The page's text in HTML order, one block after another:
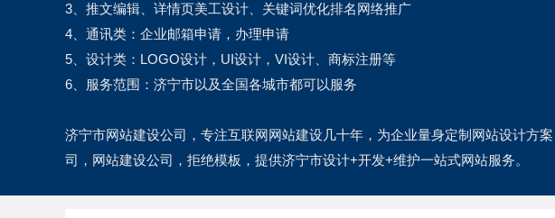
3、推文编辑、详情页美工设计、关键词优化排名网络推广
4、通讯类：企业邮箱申请，办理申请
5、设计类：LOGO设计，UI设计，VI设计、商标注册等
6、服务范围：济宁市以及全国各城市都可以服务
济宁市网站建设公司，专注互联网网站建设几十年，为企业量身定制网站设计方
司，网站建设公司，拒绝模板，提供济宁市设计+开发+维护一站式网站服务。